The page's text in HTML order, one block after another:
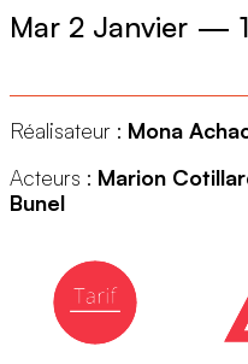
Mar 2 Janvier —
Réalisateur : Mona
Acteurs : Marion
Bunel